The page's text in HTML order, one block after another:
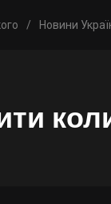
/ Новини